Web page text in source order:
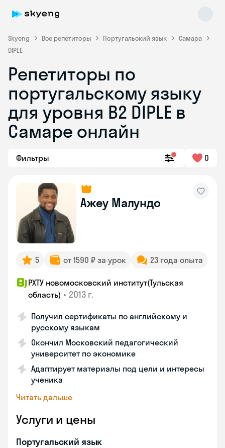
Skyeng Все репетиторы Португальский язык
Самара
DIPLE
Репетиторы по
португальскому языку
для уровня B2 DIPLE в
Самаре онлайн
Фильтры 0
Ажеу Малундо
5 от 1590 ₽ за урок 23 года опыта
РХТУ новомосковский институт(Тульская
область) • 2013 г.
Получил сертификаты по английскому и
русскому языкам
Окончил Московский педагогический
университет по экономике
Адаптирует материалы под цели и интересы
ученика
Читать дальше
Услуги и цены
Португальский язык
Skyeng Chat
online